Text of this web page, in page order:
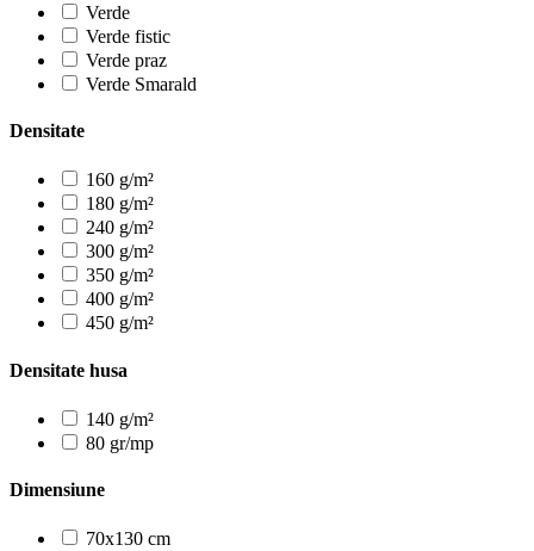
Verde
Verde fistic
Verde praz
Verde Smarald
Densitate
160 g/m²
180 g/m²
240 g/m²
300 g/m²
350 g/m²
400 g/m²
450 g/m²
Densitate husa
140 g/m²
80 gr/mp
Dimensiune
70x130 cm